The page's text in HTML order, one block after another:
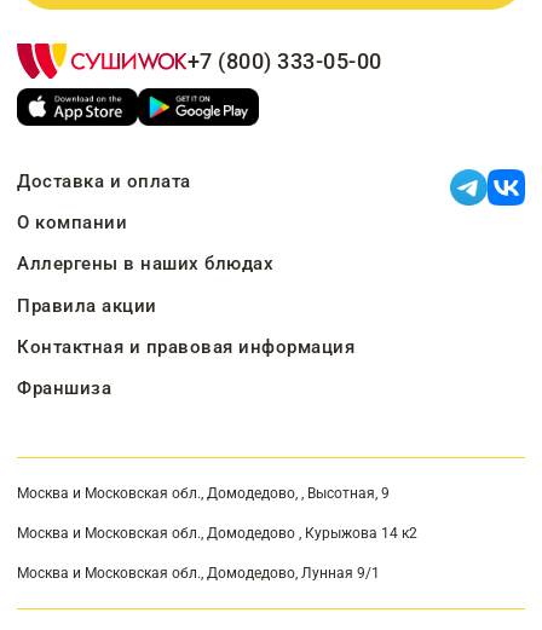
+7 (800) 333-05-00
Доставка и оплата
О компании
Аллергены в наших блюдах
Правила акции
Контактная и правовая информация
Франшиза
Москва и Московская обл., Домодедово, , Высотная, 9
Москва и Московская обл., Домодедово , Курыжова 14 к2
Москва и Московская обл., Домодедово, Лунная 9/1